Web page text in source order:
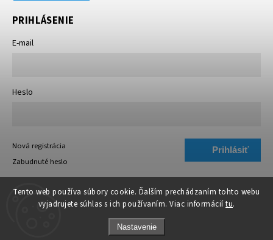
Tento web používa súbory cookie. Ďalším prechádzaním tohto webu
vyjadrujete súhlas s ich používaním. Viac informácií tu.
Nastavenie
PRIHLÁSENIE
E-mail
Heslo
Prihlásiť
Nová registrácia
Zabudnuté heslo